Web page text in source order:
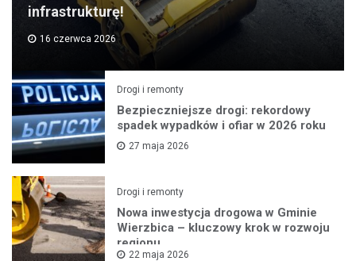
infrastrukturę!
16 czerwca 2026
Drogi i remonty
Bezpieczniejsze drogi: rekordowy
spadek wypadków i ofiar w 2026 roku
27 maja 2026
Drogi i remonty
Nowa inwestycja drogowa w Gminie
Wierzbica – kluczowy krok w rozwoju
regionu
22 maja 2026